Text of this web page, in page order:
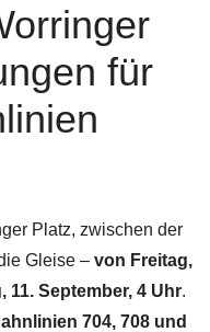
für
Platz, zwischen der
Gleise – von Freitag,
11. September, 4 Uhr.
704, 708 und